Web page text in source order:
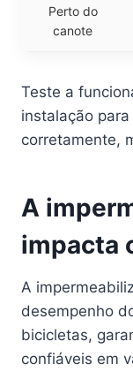
Perto do
canote
Teste a
instalação
corretamente,
A
impacta
A
desempenho
bicicletas,
confiáveis em